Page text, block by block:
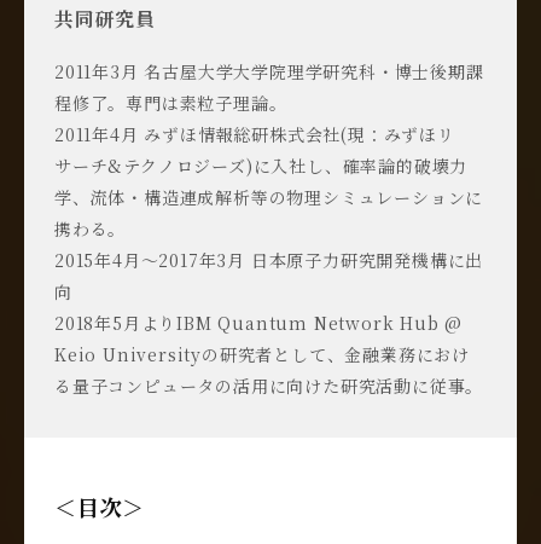
共同研究員
2011年3月 名古屋大学大学院理学研究科・博士後期課
程修了。専門は素粒子理論。
2011年4月 みずほ情報総研株式会社(現：みずほリ
サーチ&テクノロジーズ)に入社し、確率論的破壊力
学、流体・構造連成解析等の物理シミュレーションに
携わる。
2015年4月～2017年3月 日本原子力研究開発機構に出
向
2018年5月よりIBM Quantum Network Hub @
Keio Universityの研究者として、金融業務におけ
る量子コンピュータの活用に向けた研究活動に従事。
＜目次＞